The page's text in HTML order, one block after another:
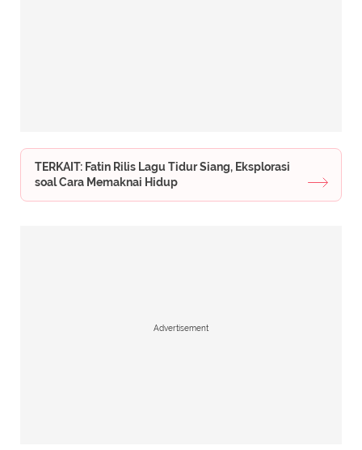
TERKAIT: Fatin Rilis Lagu Tidur Siang, Eksplorasi
soal Cara Memaknai Hidup
Advertisement